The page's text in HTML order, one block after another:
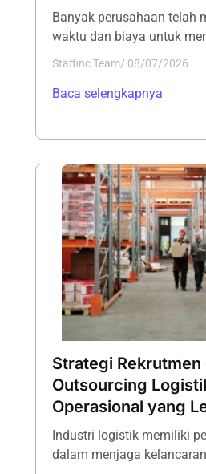
Banyak perusahaan telah
waktu dan biaya untuk
Staffinc Team/ 08/07/2026
Baca selengkapnya
Strategi Rekrutmen
Outsourcing
Operasional yang
Industri logistik memiliki
dalam menjaga